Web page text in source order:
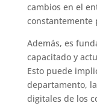
cambios en el
constantemente
Además, es
capacitado y
Esto puede
departamento,
digitales de los